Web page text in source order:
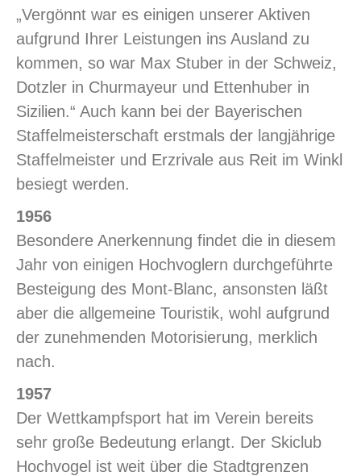
„Vergönnt war es einigen unserer Aktiven
aufgrund Ihrer Leistungen ins Ausland zu
kommen, so war Max Stuber in der Schweiz,
Dotzler in Churmayeur und Ettenhuber in
Sizilien.“ Auch kann bei der Bayerischen
Staffelmeisterschaft erstmals der langjährige
Staffelmeister und Erzrivale aus Reit im Winkl
besiegt werden.
1956
Besondere Anerkennung findet die in diesem
Jahr von einigen Hochvoglern durchgeführte
Besteigung des Mont-Blanc, ansonsten läßt
aber die allgemeine Touristik, wohl aufgrund
der zunehmenden Motorisierung, merklich
nach.
1957
Der Wettkampfsport hat im Verein bereits
sehr große Bedeutung erlangt. Der Skiclub
Hochvogel ist weit über die Stadtgrenzen